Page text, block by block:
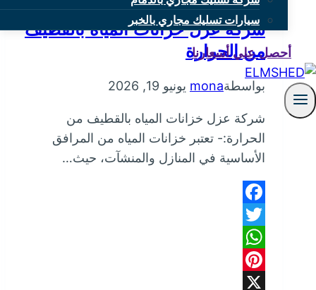
سيارات تسليك مجاري بالخبر
أحصل علي أسعارنا
شركة عزل خزانات المياه بالقطيف
من الحرارة
بواسطةmona يونيو 19, 2026
شركة عزل خزانات المياه بالقطيف من
الحرارة:- تعتبر خزانات المياه من المرافق
الأساسية في المنازل والمنشآت، حيث…
Facebook
Twitter
WhatsApp
Pinterest